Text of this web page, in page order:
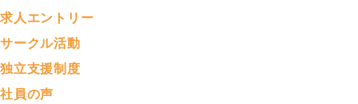
求人エントリー
サークル活動
独立支援制度
社員の声